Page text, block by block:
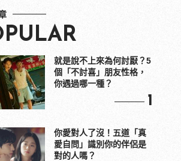
就是說不上來為何討厭？5
個「不討喜」朋友性格，
你遇過哪一種？
1
你愛對人了沒！五道「真
愛自問」識別你的伴侶是
對的人嗎？